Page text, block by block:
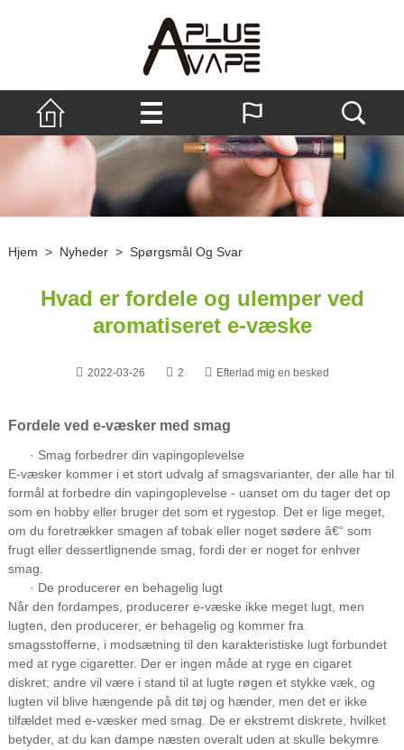
Hjem > Nyheder > Spørgsmål Og Svar
Hvad er fordele og ulemper ved
aromatiseret e-væske
2022-03-26 2 Efterlad mig en besked
Fordele ved e-væsker med smag
· Smag forbedrer din vapingoplevelse
E-væsker kommer i et stort udvalg af smagsvarianter, der alle har til
formål at forbedre din vapingoplevelse - uanset om du tager det op
som en hobby eller bruger det som et rygestop. Det er lige meget,
om du foretrækker smagen af ​​tobak eller noget sødere â€“ som
frugt eller dessertlignende smag, fordi der er noget for enhver
smag.
· De producerer en behagelig lugt
Når den fordampes, producerer e-væske ikke meget lugt, men
lugten, den producerer, er behagelig og kommer fra
smagsstofferne, i modsætning til den karakteristiske lugt forbundet
med at ryge cigaretter. Der er ingen måde at ryge en cigaret
diskret; andre vil være i stand til at lugte røgen et stykke væk, og
lugten vil blive hængende på dit tøj og hænder, men det er ikke
tilfældet med e-væsker med smag. De er ekstremt diskrete, hvilket
betyder, at du kan dampe næsten overalt uden at skulle bekymre